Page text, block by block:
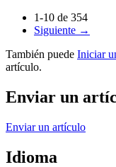
1-10 de 354
Siguiente →
También puede Iniciar
artículo.
Enviar un
Enviar un artículo
Idioma